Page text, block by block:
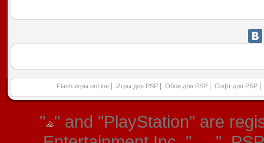
Flash игры onLine Игры для PSP Обои для PSP Софт для PSP
" " and "PlayStation" are